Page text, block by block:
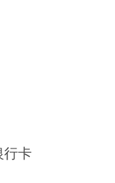
行卡